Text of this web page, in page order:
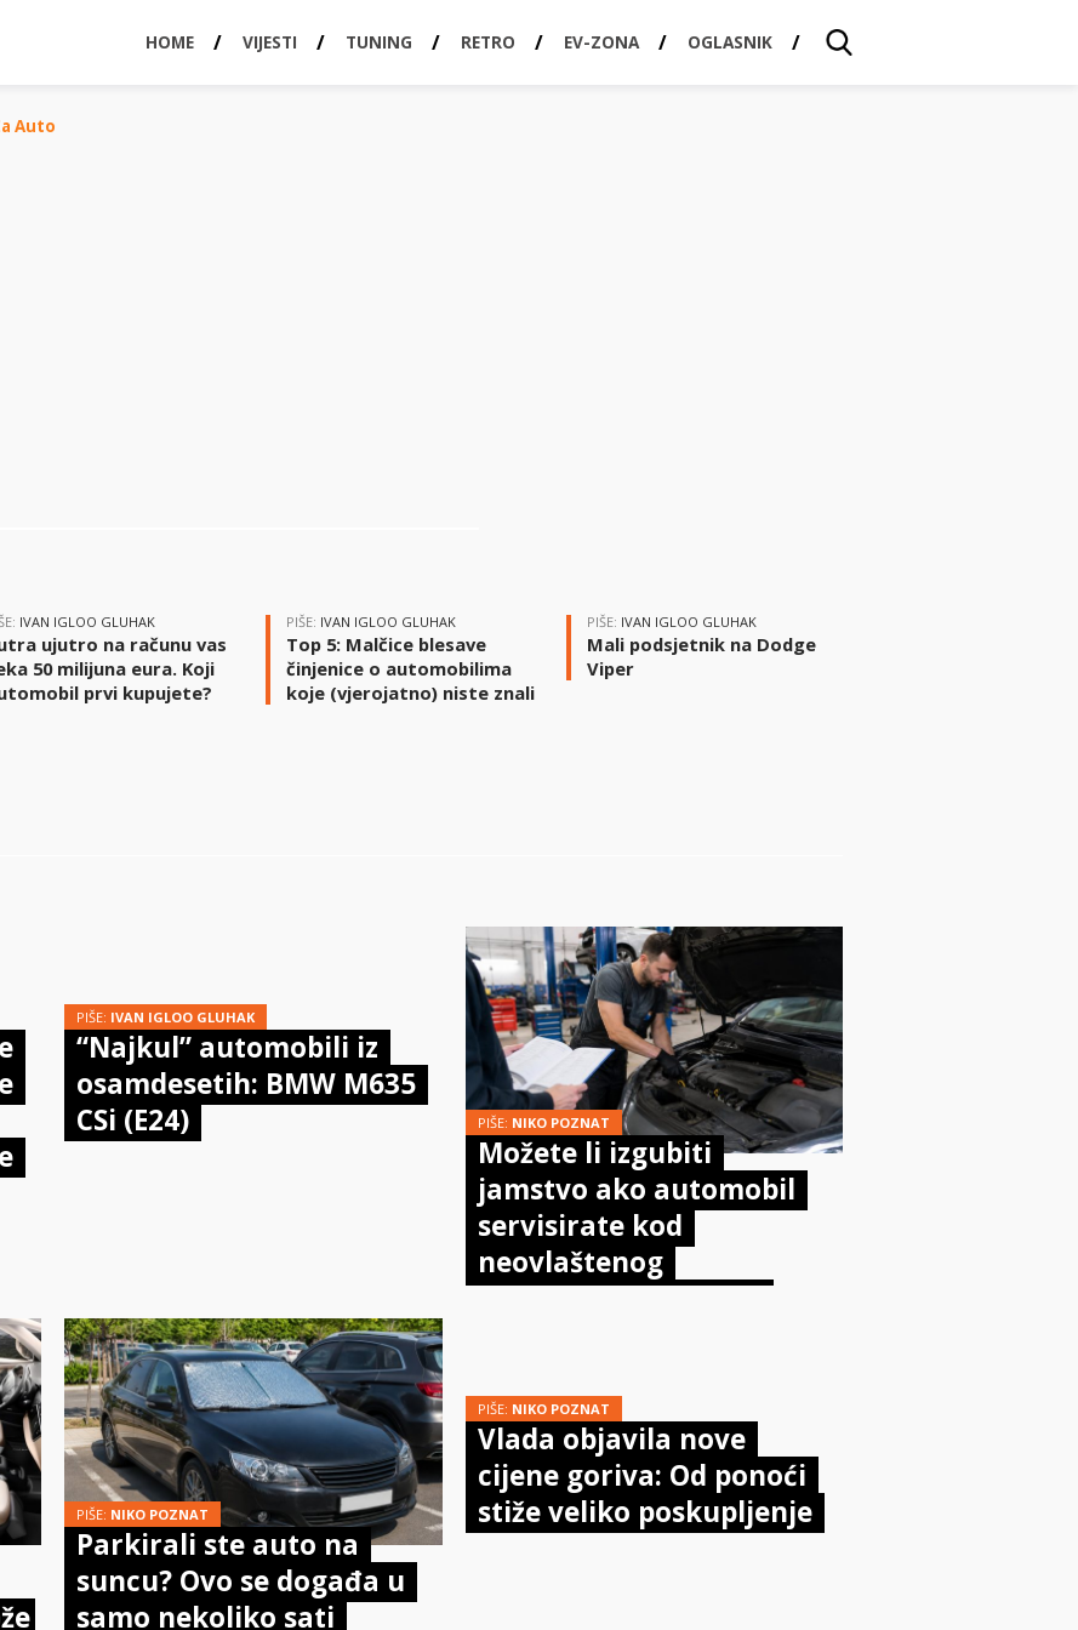
HOME VIJESTI TUNING RETRO EV-ZONA OGLASNIK
Auto
IVAN IGLOO GLUHAK
ujutro na računu vas
50 milijuna eura. Koji
prvi kupujete?
PIŠE: IVAN IGLOO GLUHAK
Top 5: Malčice blesave
činjenice o automobilima
koje (vjerojatno) niste znali
PIŠE: IVAN IGLOO GLUHAK
Mali podsjetnik na Dodge
Viper
PIŠE: IVAN IGLOO GLUHAK
“Najkul” automobili iz
osamdesetih: BMW M635
CSi (E24)
PIŠE: NIKO POZNAT
Možete li izgubiti
jamstvo ako automobil
servisirate kod
neovlaštenog
PIŠE: NIKO POZNAT
Parkirali ste auto na
suncu? Ovo se događa u
samo nekoliko sati
PIŠE: NIKO POZNAT
Vlada objavila nove
cijene goriva: Od ponoći
stiže veliko poskupljenje